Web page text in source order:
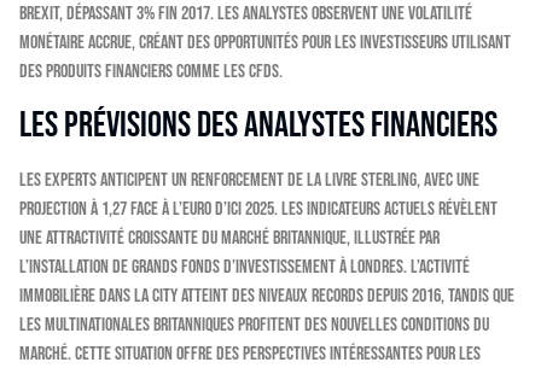
Brexit, dépassant 3% fin 2017. Les analystes observent une volatilité
monétaire accrue, créant des opportunités pour les investisseurs utilisant
des produits financiers comme les CFDs.
Les prévisions des analystes financiers
Les experts anticipent un renforcement de la livre sterling, avec une
projection à 1,27 face à l’euro d’ici 2025. Les indicateurs actuels révèlent
une attractivité croissante du marché britannique, illustrée par
l’installation de grands fonds d’investissement à Londres. L’activité
immobilière dans la City atteint des niveaux records depuis 2016, tandis que
les multinationales britanniques profitent des nouvelles conditions du
marché. Cette situation offre des perspectives intéressantes pour les